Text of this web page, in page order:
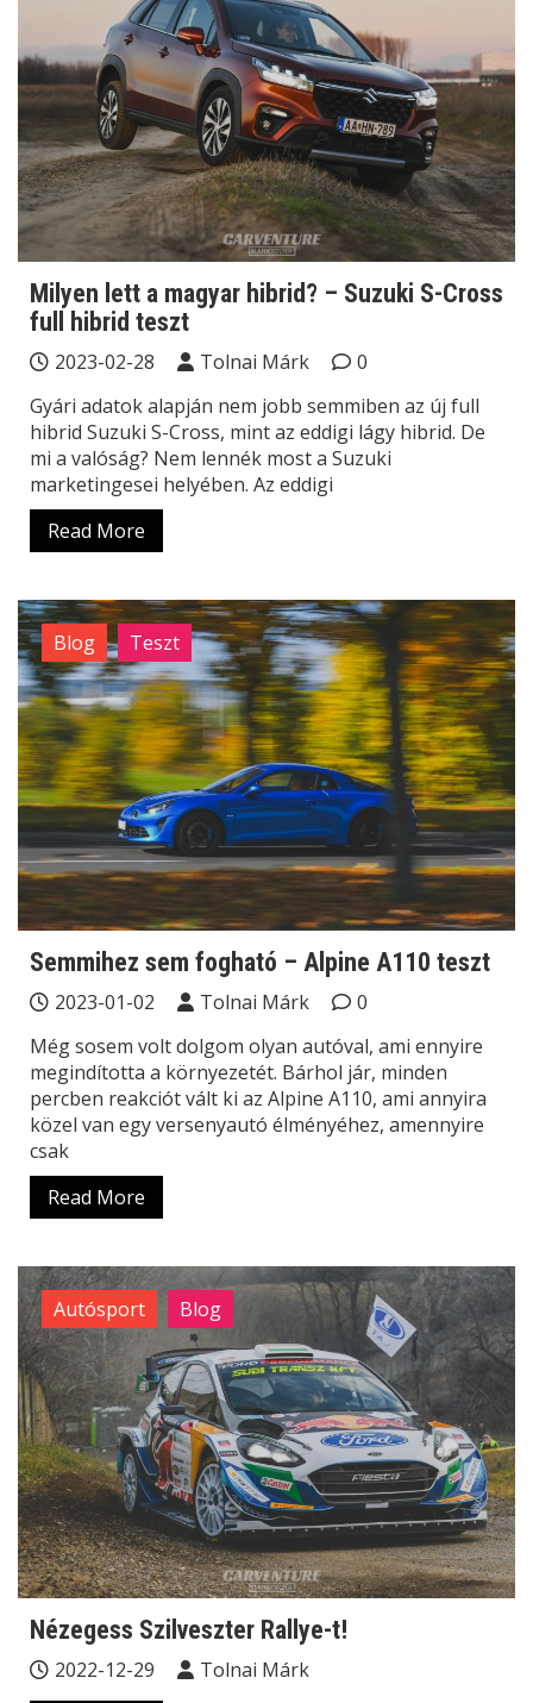
Milyen lett a magyar hibrid? – Suzuki S-Cross
full hibrid teszt
2023-02-28 Tolnai Márk
0
Gyári adatok alapján nem jobb semmiben az új full
hibrid Suzuki S-Cross, mint az eddigi lágy hibrid. De
mi a valóság? Nem lennék most a Suzuki
marketingesei helyében. Az eddigi
Read More
Blog Teszt
Semmihez sem fogható – Alpine A110 teszt
2023-01-02 Tolnai Márk
0
Még sosem volt dolgom olyan autóval, ami ennyire
megindította a környezetét. Bárhol jár, minden
percben reakciót vált ki az Alpine A110, ami annyira
közel van egy versenyautó élményéhez, amennyire
csak
Read More
Autósport Blog
Nézegess Szilveszter Rallye-t!
2022-12-29 Tolnai Márk